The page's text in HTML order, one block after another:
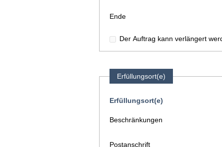
Ende
Der Auftrag kann verlängert
Erfüllungsort(e)
Erfüllungsort(e)
Beschränkungen
Postanschrift